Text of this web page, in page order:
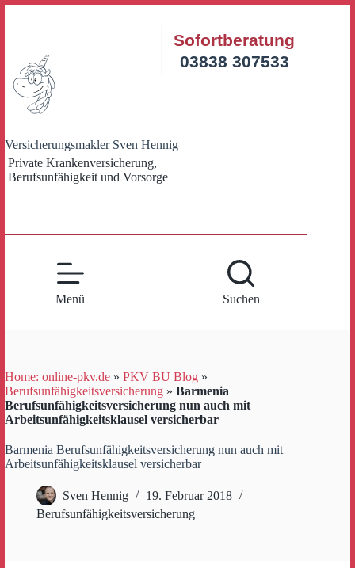
Versicherungsmakler Sven Hennig
Private Krankenversicherung,
Berufsunfähigkeit und Vorsorge
Sofortberatung
03838 307533
Menü Suchen
Home: online-pkv.de » PKV BU Blog »
Berufsunfähigkeitsversicherung » Barmenia
Berufsunfähigkeitsversicherung nun auch mit
Arbeitsunfähigkeitsklausel versicherbar
Barmenia Berufsunfähigkeitsversicherung nun auch mit
Arbeitsunfähigkeitsklausel versicherbar
Sven Hennig
19. Februar 2018
Berufsunfähigkeitsversicherung